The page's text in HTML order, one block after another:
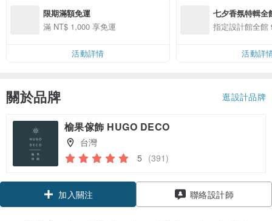
限期滿額免運
滿 NT$ 1,000 享免運
活動詳情
七夕香氛特輯全
指定設計館全館
活動詳
關於品牌 逛設計品牌
榆果傢飾 HUGO DECO
台灣
5 (391)
領優惠券
加入關注
聯絡設計師